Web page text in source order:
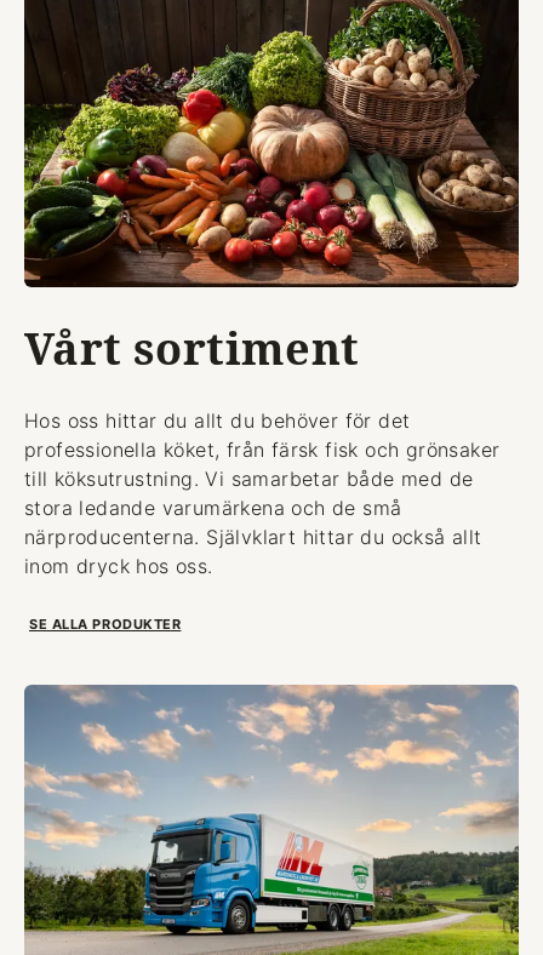
Vårt sortiment
Hos oss hittar du allt du behöver för det
professionella köket, från färsk fisk och grönsaker
till köksutrustning. Vi samarbetar både med de
stora ledande varumärkena och de små
närproducenterna. Självklart hittar du också allt
inom dryck hos oss.
SE ALLA PRODUKTER